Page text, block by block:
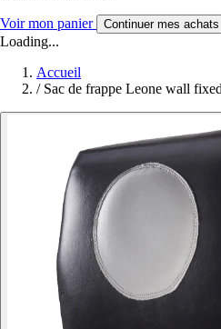
Voir mon panier Continuer mes achats
Loading...
Accueil
/ Sac de frappe Leone wall